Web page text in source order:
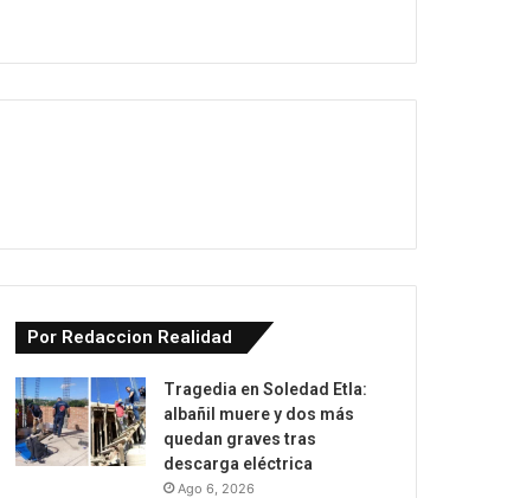
Por Redaccion Realidad
Tragedia en Soledad Etla:
albañil muere y dos más
quedan graves tras
descarga eléctrica
Ago 6, 2026